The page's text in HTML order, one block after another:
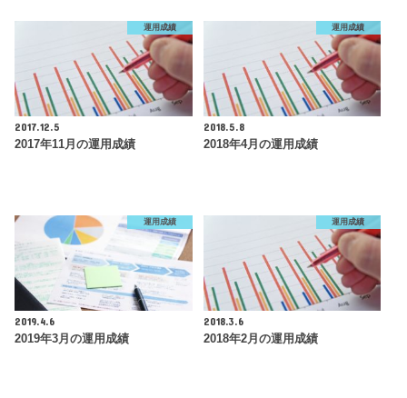
運用成績
2017.12.5
2017年11月の運用成績
運用成績
2018.5.8
2018年4月の運用成績
運用成績
2019.4.6
2019年3月の運用成績
運用成績
2018.3.6
2018年2月の運用成績